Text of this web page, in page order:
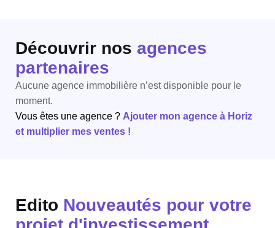
Découvrir nos agences
partenaires
Aucune agence immobilière n’est disponible pour le
moment.
Vous êtes une agence ? Ajouter mon agence à Horiz
et multiplier mes ventes !
Edito Nouveautés pour votre